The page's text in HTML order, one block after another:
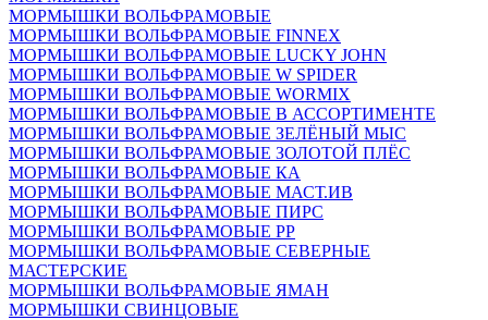
МОРМЫШКИ ВОЛЬФРАМОВЫЕ
МОРМЫШКИ ВОЛЬФРАМОВЫЕ FINNEX
МОРМЫШКИ ВОЛЬФРАМОВЫЕ LUCKY JOHN
МОРМЫШКИ ВОЛЬФРАМОВЫЕ W SPIDER
МОРМЫШКИ ВОЛЬФРАМОВЫЕ WORMIX
МОРМЫШКИ ВОЛЬФРАМОВЫЕ В АССОРТИМЕНТЕ
МОРМЫШКИ ВОЛЬФРАМОВЫЕ ЗЕЛЁНЫЙ МЫС
МОРМЫШКИ ВОЛЬФРАМОВЫЕ ЗОЛОТОЙ ПЛЁС
МОРМЫШКИ ВОЛЬФРАМОВЫЕ КА
МОРМЫШКИ ВОЛЬФРАМОВЫЕ МАСТ.ИВ
МОРМЫШКИ ВОЛЬФРАМОВЫЕ ПИРС
МОРМЫШКИ ВОЛЬФРАМОВЫЕ РР
МОРМЫШКИ ВОЛЬФРАМОВЫЕ СЕВЕРНЫЕ
МАСТЕРСКИЕ
МОРМЫШКИ ВОЛЬФРАМОВЫЕ ЯМАН
МОРМЫШКИ СВИНЦОВЫЕ